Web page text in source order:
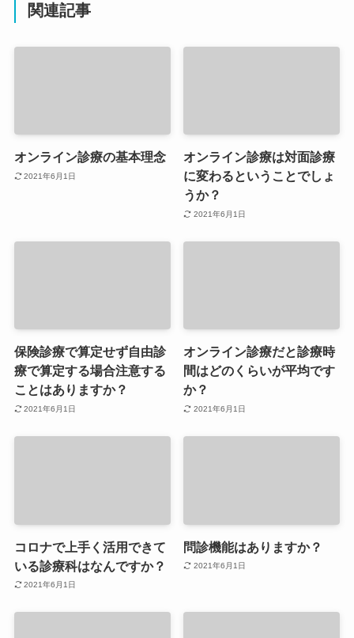
関連記事
オンライン診療の基本理念
2021年6月1日
オンライン診療は対面診療
に変わるということでしょ
うか？
2021年6月1日
保険診療で算定せず自由診
療で算定する場合注意する
ことはありますか？
2021年6月1日
オンライン診療だと診療時
間はどのくらいが平均です
か？
2021年6月1日
コロナで上手く活用できて
いる診療科はなんですか？
2021年6月1日
問診機能はありますか？
2021年6月1日